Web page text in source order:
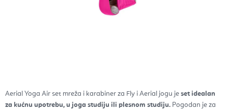
Aerial Yoga Air set mreža i karabiner za Fly i Aerial jogu je set idealan
za kućnu upotrebu, u joga studiju ili plesnom studiju. Pogodan je za